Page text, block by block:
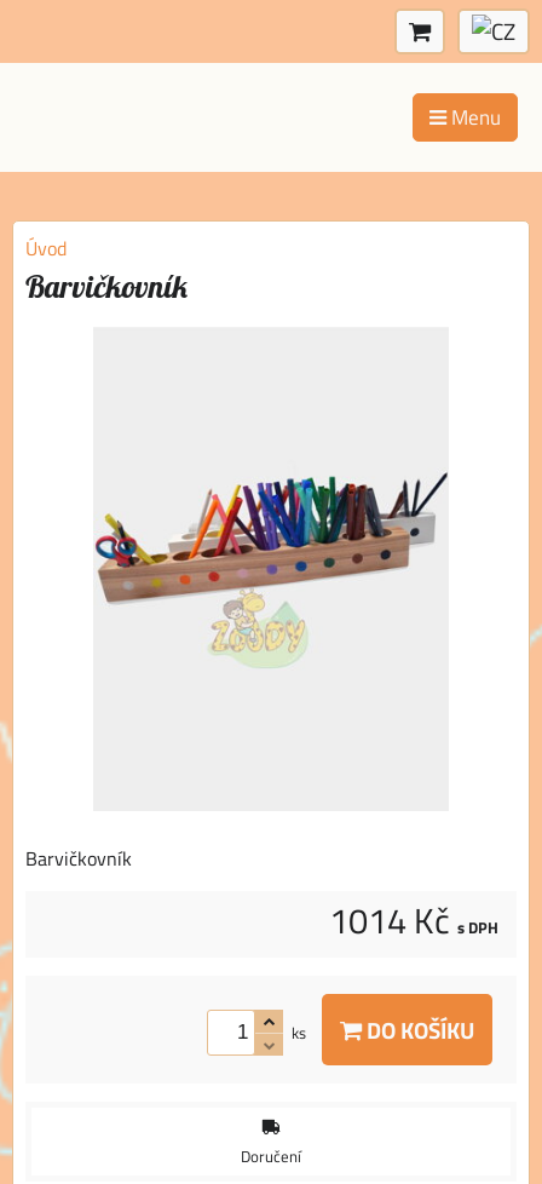
Menu
Úvod
Barvičkovník
Barvičkovník
1014 Kč s DPH
ks DO KOŠÍKU
Doručení